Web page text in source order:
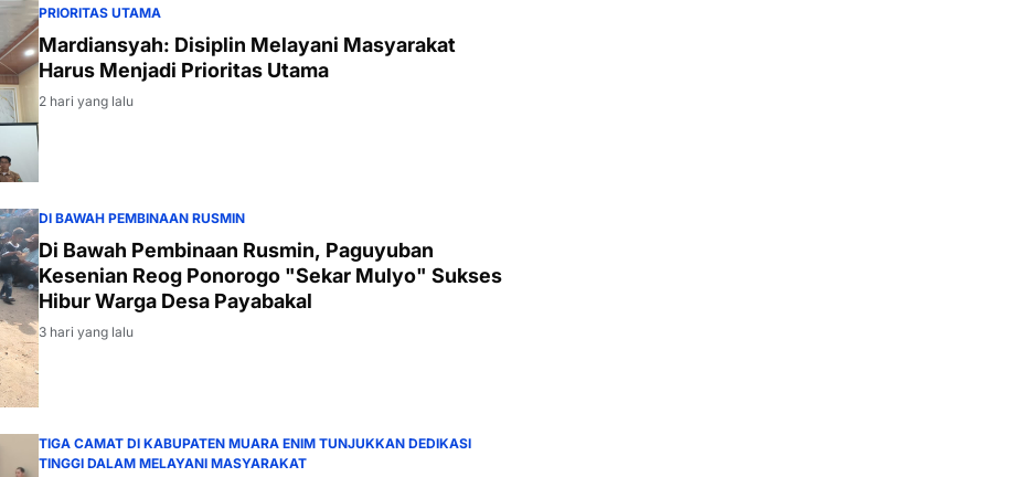
PRIORITAS UTAMA
Mardiansyah: Disiplin Melayani Masyarakat
Harus Menjadi Prioritas Utama
2 hari yang lalu
DI BAWAH PEMBINAAN RUSMIN
Di Bawah Pembinaan Rusmin, Paguyuban
Kesenian Reog Ponorogo "Sekar Mulyo" Sukses
Hibur Warga Desa Payabakal
3 hari yang lalu
TIGA CAMAT DI KABUPATEN MUARA ENIM TUNJUKKAN DEDIKASI
TINGGI DALAM MELAYANI MASYARAKAT